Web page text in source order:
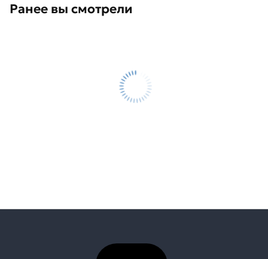
Ранее вы смотрели